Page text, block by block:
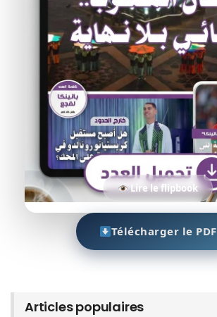
Lire le flipbook
Télécharger le PDF
Articles populaires